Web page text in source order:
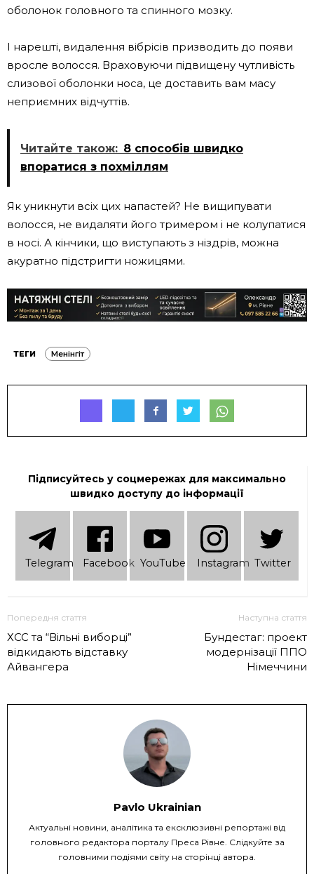
оболонок головного та спинного мозку.
І нарешті, видалення вібрісів призводить до появи
вросле волосся. Враховуючи підвищену чутливість
слизової оболонки носа, це доставить вам масу
неприємних відчуттів.
Читайте також: 8 способів швидко
впоратися з похміллям
Як уникнути всіх цих напастей? Не вищипувати
волосся, не видаляти його тримером і не колупатися
в носі. А кінчики, що виступають з ніздрів, можна
акуратно підстригти ножицями.
ТЕГИ Менінгіт
Підписуйтесь у соцмережах для максимально
швидко доступу до інформації
Telеgram Facebook YouTube Instagram Twitter
Попередня стаття
ХСС та “Вільні виборці”
відкидають відставку
Айвангера
Наступна стаття
Бундестаг: проект
модернізації ППО
Німеччини
Pavlo Ukrainian
Актуальні новини, аналітика та ексклюзивні репортажі від
головного редактора порталу Преса Рівне. Слідкуйте за
головними подіями світу на сторінці автора.